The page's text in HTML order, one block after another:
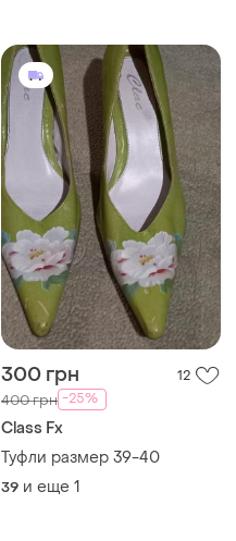
300 грн 12
400 грн -25%
Class Fx
Туфли размер 39-40
39 и еще 1